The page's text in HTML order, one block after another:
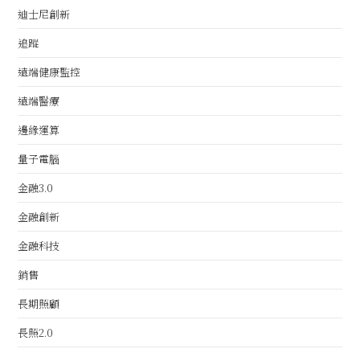
迪士尼創新
追蹤
遠端健康監控
遠端醫療
邊緣運算
量子電腦
金融3.0
金融創新
金融科技
銷售
長期照顧
長照2.0